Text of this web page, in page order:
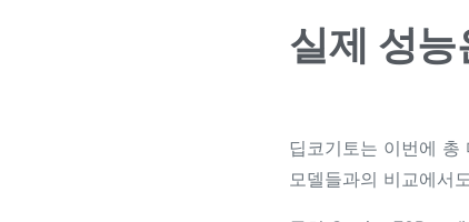
실제 성
딥코기토는 이번에
모델들과의 비교에서